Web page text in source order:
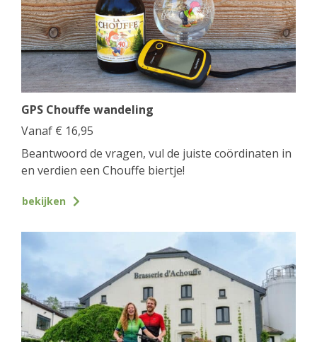
GPS Chouffe wandeling
Vanaf € 16,95
Beantwoord de vragen, vul de juiste coördinaten in
en verdien een Chouffe biertje!
bekijken